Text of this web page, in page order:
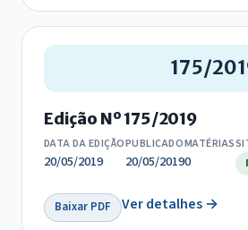
175/
Edição Nº 175/2019
DATA DA EDIÇÃO
20/05/2019
PUBLICADO
20/05/2019
MATÉRIAS
0
Baixar PDF Ver detalhes →